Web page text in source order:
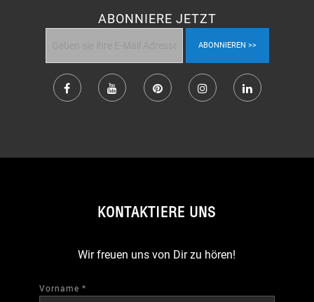
ABONNIERE JETZT
ABONNIEREN
KONTAKTIERE UNS
Wir freuen uns von Dir zu hören!
Vorname *